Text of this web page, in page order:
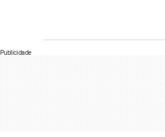
Publicidade